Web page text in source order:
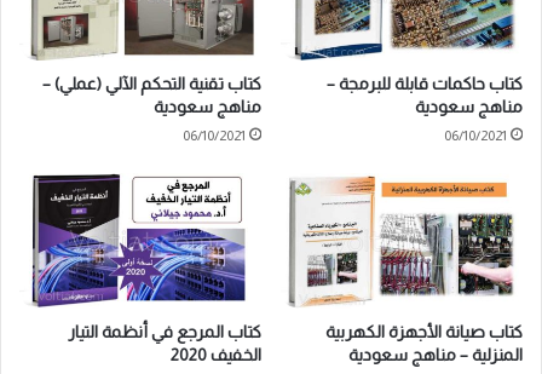
كتاب حاكمات قابلة للبرمجة –
مناهج سعودية
06/10/2021
كتاب تقنية التحكم الآلي (عملي) –
مناهج سعودية
06/10/2021
كتاب صيانة الأجهزة الكهربية
المنزلية – مناهج سعودية
كتاب المرجع في أنظمة التيار
الخفيف 2020